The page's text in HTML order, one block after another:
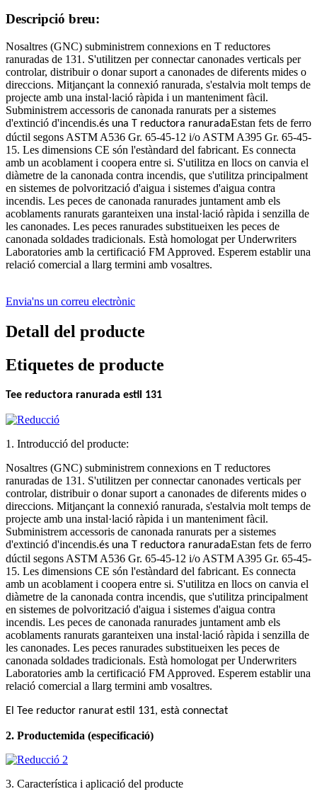
Descripció breu:
Nosaltres (GNC) subministrem connexions en T reductores
ranuradas de 131. S'utilitzen per connectar canonades verticals per
controlar, distribuir o donar suport a canonades de diferents mides o
direccions. Mitjançant la connexió ranurada, s'estalvia molt temps de
projecte amb una instal·lació ràpida i un manteniment fàcil.
Subministrem accessoris de canonada ranurats per a sistemes
d'extinció d'incendis.és una T reductora ranuradaEstan fets de ferro
dúctil segons ASTM A536 Gr. 65-45-12 i/o ASTM A395 Gr. 65-45-
15. Les dimensions CE són l'estàndard del fabricant. Es connecta
amb un acoblament i coopera entre si. S'utilitza en llocs on canvia el
diàmetre de la canonada contra incendis, que s'utilitza principalment
en sistemes de polvorització d'aigua i sistemes d'aigua contra
incendis. Les peces de canonada ranurades juntament amb els
acoblaments ranurats garanteixen una instal·lació ràpida i senzilla de
les canonades. Les peces ranurades substitueixen les peces de
canonada soldades tradicionals. Està homologat per Underwriters
Laboratories amb la certificació FM Approved. Esperem establir una
relació comercial a llarg termini amb vosaltres.
Envia'ns un correu electrònic
Detall del producte
Etiquetes de producte
Tee reductora ranurada estil 131
1. Introducció del producte:
Nosaltres (GNC) subministrem connexions en T reductores
ranuradas de 131. S'utilitzen per connectar canonades verticals per
controlar, distribuir o donar suport a canonades de diferents mides o
direccions. Mitjançant la connexió ranurada, s'estalvia molt temps de
projecte amb una instal·lació ràpida i un manteniment fàcil.
Subministrem accessoris de canonada ranurats per a sistemes
d'extinció d'incendis.és una T reductora ranuradaEstan fets de ferro
dúctil segons ASTM A536 Gr. 65-45-12 i/o ASTM A395 Gr. 65-45-
15. Les dimensions CE són l'estàndard del fabricant. Es connecta
amb un acoblament i coopera entre si. S'utilitza en llocs on canvia el
diàmetre de la canonada contra incendis, que s'utilitza principalment
en sistemes de polvorització d'aigua i sistemes d'aigua contra
incendis. Les peces de canonada ranurades juntament amb els
acoblaments ranurats garanteixen una instal·lació ràpida i senzilla de
les canonades. Les peces ranurades substitueixen les peces de
canonada soldades tradicionals. Està homologat per Underwriters
Laboratories amb la certificació FM Approved. Esperem establir una
relació comercial a llarg termini amb vosaltres.
El Tee reductor ranurat estil 131, està connectat
2. Productemida (especificació)
3. Característica i aplicació del producte